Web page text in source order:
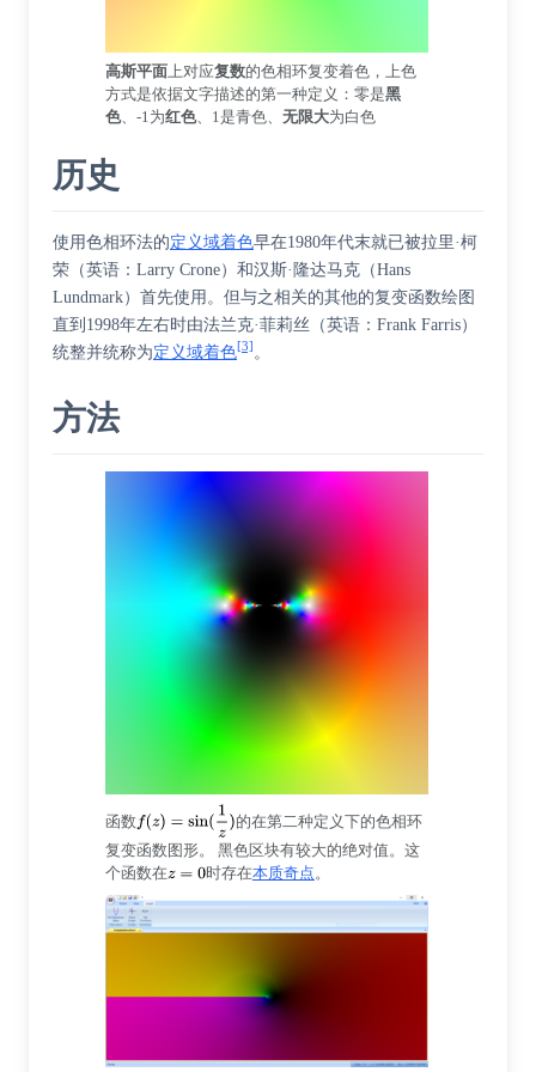
高斯平面上对应复数的色相环复变着色，上色
方式是依据文字描述的第一种定义：零是黑
色、-1为红色、1是青色、 无限大为白色
历史
使用色相环法的定义域着色早在1980年代末就已被拉里·柯
荣（英语： Larry Crone）和汉斯·隆达马克（Hans
Lundmark）首先使用。但与之相关的其他的复变函数绘图
直到1998年左右时由法兰克·菲莉丝（英语： Frank Farris）
统整并统称为定义域着色 [3] 。
方法
函数
的在第二种定义下的色相环
复变函数图形。 黑色区块有较大的绝对值。这
个函数在
时存在本质奇点。